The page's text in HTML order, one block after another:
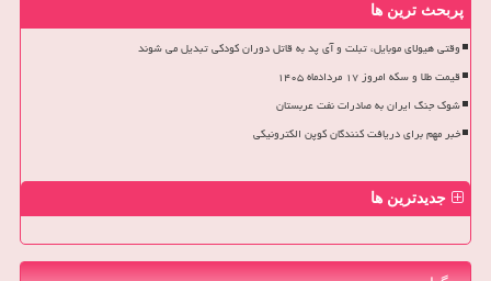
پربحث ترین ها
وقتی هیولای موبایل، تبلت و آی پد به قاتل دوران کودکی تبدیل می شوند
قیمت طلا و سکه امروز ۱۷ مردادماه ۱۴۰۵
شوک جنگ ایران به صادرات نفت عربستان
خبر مهم برای دریافت کنندگان کوپن الکترونیکی
جدیدترین ها